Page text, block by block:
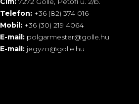
Telefon: +36 (82) 374 016
Mobil: +36 (30) 219 4064
E-mail: polgarmester@golle.hu
E-mail: jegyzo@golle.hu